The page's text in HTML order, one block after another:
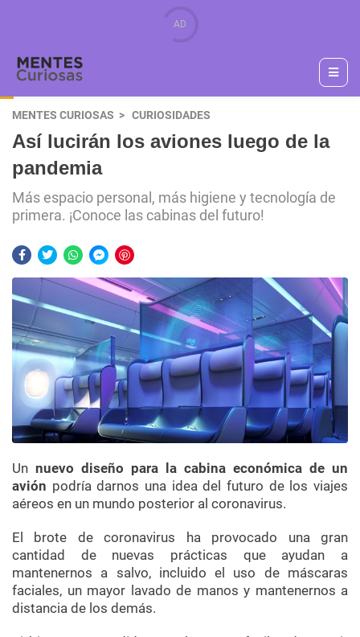
MENTES CURIOSAS CURIOSIDADES
Así lucirán los aviones luego de la
pandemia
Más espacio personal, más higiene y tecnología de
primera. ¡Conoce las cabinas del futuro!
Un nuevo diseño para la cabina económica de un
avión podría darnos una idea del futuro de los viajes
aéreos en un mundo posterior al coronavirus.
El brote de coronavirus ha provocado una gran
cantidad de nuevas prácticas que ayudan a
mantenernos a salvo, incluido el uso de máscaras
faciales, un mayor lavado de manos y mantenernos a
distancia de los demás.